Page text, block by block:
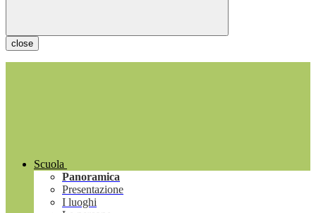
close
Scuola
Panoramica
Presentazione
I luoghi